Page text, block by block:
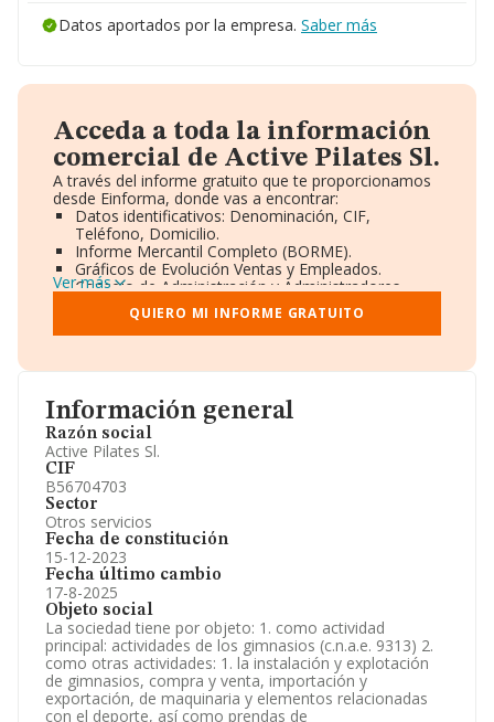
Información general
Razón social
Active Pilates Sl.
CIF
B56704703
Sector
Otros servicios
Fecha de constitución
15-12-2023
Fecha último cambio
17-8-2025
Objeto social
La sociedad tiene por objeto: 1. como actividad
principal: actividades de los gimnasios (c.n.a.e. 9313) 2.
como otras actividades: 1. la instalación y explotación
de gimnasios, compra y venta, importación y
exportación, de maquinaria y elementos relacionadas
con el deporte, así como prendas de
Datos aportados por la empresa. Saber más
Acceda a toda la información
comercial de Active Pilates Sl.
A través del informe gratuito que te proporcionamos
desde Einforma, donde vas a encontrar:
Datos identificativos: Denominación, CIF,
Teléfono, Domicilio.
Informe Mercantil Completo (BORME).
Gráficos de Evolución Ventas y Empleados.
Consejo de Administración y Administradores.
Directivos y Ejecutivos.
Accionistas.
Participaciones y Vinculaciones en otras empresas.
Información oficial y registral complementaria.
Ver más
QUIERO MI INFORME GRATUITO